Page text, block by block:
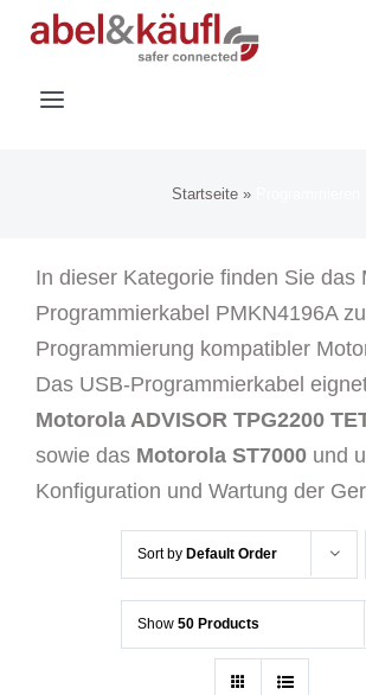
Skip
content
Toggle
Betriebs- und Einsatz-Kommunikation
Rückfall-Kommunikation
Karriere
Kontakt
Startseite»
In dieser Kategorie finden Sie das
Programmierkabel PMKN4196A
Programmierung kompatibler
Das USB-Programmierkabel
Motorola ADVISOR TPG2200
sowie das Motorola ST7000 und
Konfiguration und Wartung der
Sort by Default Order
Show 50 Products